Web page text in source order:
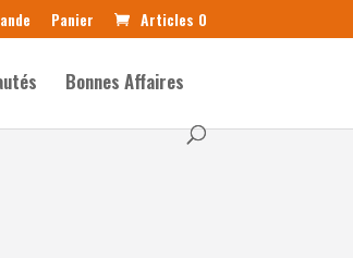
Panier Articles 0
Bonnes Affaires